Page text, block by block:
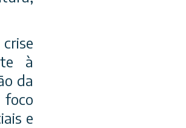
à
da
foco
e